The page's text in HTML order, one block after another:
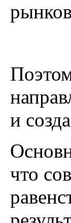
и
что